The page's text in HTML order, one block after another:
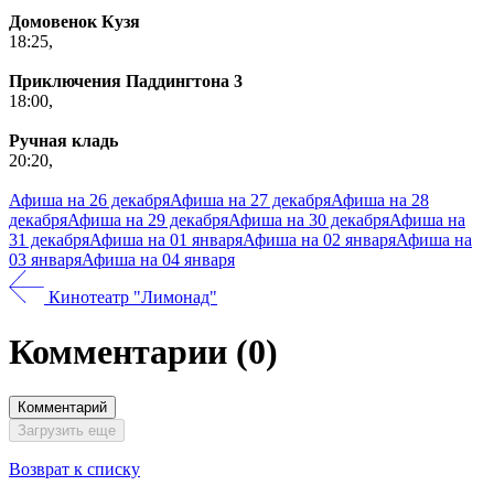
Домовенок Кузя
18:25,
Приключения Паддингтона 3
18:00,
Ручная кладь
20:20,
Афиша на 26 декабряАфиша на 27 декабряАфиша на 28
декабряАфиша на 29 декабряАфиша на 30 декабряАфиша на
31 декабряАфиша на 01 январяАфиша на 02 январяАфиша на
03 январяАфиша на 04 января
Кинотеатр "Лимонад"
Комментарии (0)
Комментарий
Загрузить еще
Возврат к списку